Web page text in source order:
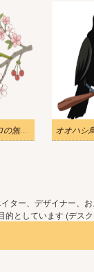
桜の枝にとまるメジロの無料イラスト オオハシ
ター、デザイナー
としています (デス